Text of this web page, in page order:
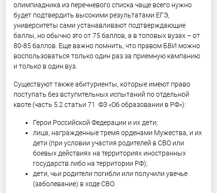
олимпиадника из перечневого списка чаще всего нужно
будет подтвердить высокими результатами ЕГЭ,
университеты сами устанавливают подтверждающие
баллы, но обычно это от 75 баллов, а в топовых вузах – от
80-85 баллов. Еще важно помнить, что правом БВИ можно
воспользоваться только один раз за приемную кампанию
и только в один вуз.
Существуют также абитуриенты, которые имеют право
поступать без вступительных испытаний по отдельной
квоте (часть 5.2 статьи 71 ФЗ «Об образовании в РФ»):
Герои Российской Федерации и их дети;
лица, награжденные тремя орденами Мужества, и их
дети (при условии участия родителей в СВО или
боевых действиях на территориях иностранных
государств либо на территории РФ);
дети, чьи родители погибли или получили увечье
(заболевание) в ходе СВО.